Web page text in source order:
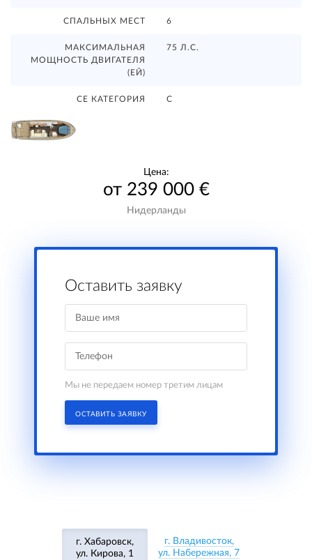
СПАЛЬНЫХ МЕСТ 6
МАКСИМАЛЬНАЯ
МОЩНОСТЬ ДВИГАТЕЛЯ
(ЕЙ)
75 Л.С.
CE КАТЕГОРИЯ C
Цена:
от 239 000 €
Нидерланды
Оставить заявку
Мы не передаем номер третим лицам
ОСТАВИТЬ ЗАЯВКУ
г. Хабаровск,
ул. Кирова, 1
г. Владивосток,
ул. Набережная, 7